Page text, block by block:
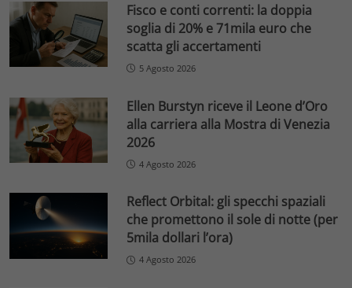
Fisco e conti correnti: la doppia
soglia di 20% e 71mila euro che
scatta gli accertamenti
5 Agosto 2026
Ellen Burstyn riceve il Leone d’Oro
alla carriera alla Mostra di Venezia
2026
4 Agosto 2026
Reflect Orbital: gli specchi spaziali
che promettono il sole di notte (per
5mila dollari l’ora)
4 Agosto 2026